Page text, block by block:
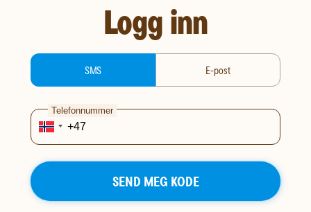
Logg inn
login-type
SMS E-post
Telefonnummer
SEND MEG KODE